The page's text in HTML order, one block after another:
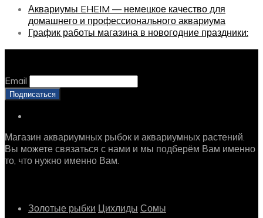
Аквариумы EHEIM — немецкое качество для
домашнего и профессионального аквариума
График работы магазина в новогодние праздники:
Email
Магазин аквариумных рыбок и аквариумных растений.
Вы можете связаться с нами и мы подберём Вам именно
то, что нужно именно Вам.
Золотые рыбки Цихлиды Сомы